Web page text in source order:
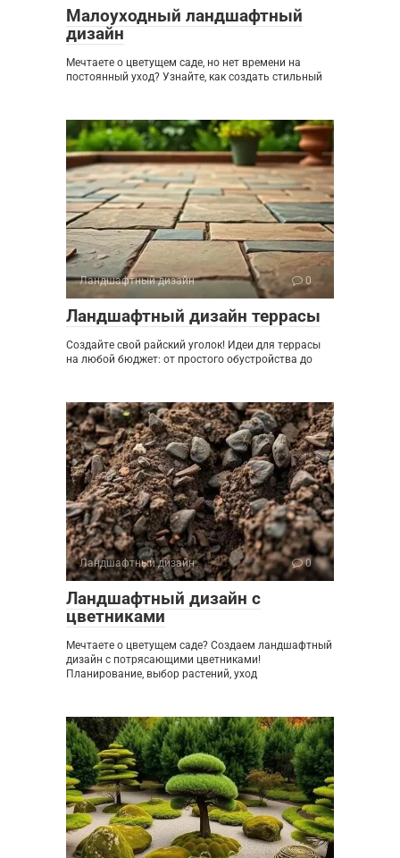
Малоуходный ландшафтный
дизайн
Мечтаете о цветущем саде, но нет времени на
постоянный уход? Узнайте, как создать стильный
Ландшафтный дизайн 0
Ландшафтный дизайн террасы
Создайте свой райский уголок! Идеи для террасы
на любой бюджет: от простого обустройства до
Ландшафтный дизайн 0
Ландшафтный дизайн с
цветниками
Мечтаете о цветущем саде? Создаем ландшафтный
дизайн с потрясающими цветниками!
Планирование, выбор растений, уход